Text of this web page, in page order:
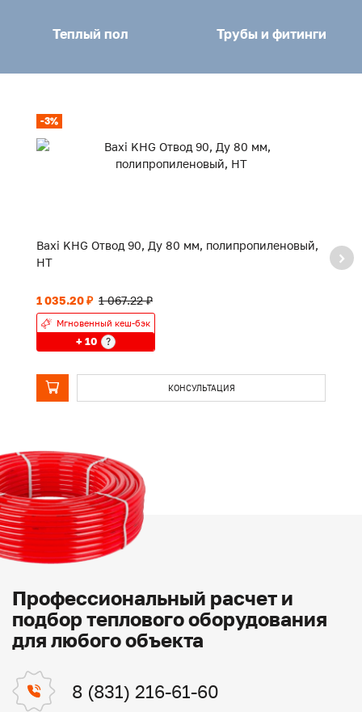
Теплый пол Трубы и фитинги
-3%
Baxi KHG Отвод 90, Ду 80 мм, полипропиленовый,
HT
1 035.20 ₽ 1 067.22 ₽
Мгновенный кеш-бэк
+ 10 ?
КОНСУЛЬТАЦИЯ
Профессиональный расчет и
подбор теплового оборудования
для любого объекта
8 (831) 216-61-60